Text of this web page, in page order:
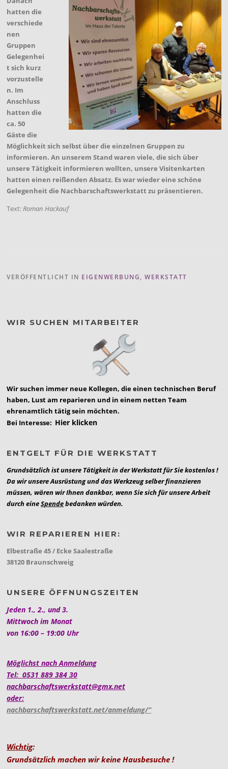
hatten die
verschiede
nen
Gruppen
Gelegenhei
t sich kurz
vorzustelle
n. Im
Anschluss
hatten die
ca. 50
Gäste die
Möglichkeit sich selbst über die einzelnen Gruppen zu
informieren. An unserem Stand waren viele, die sich über
unsere Tätigkeit informieren wollten, unsere Visitenkarten
hatten einen reißenden Absatz. Es war wieder eine schöne
Gelegenheit die Nachbarschaftswerkstatt zu präsentieren.
Text:Roman Hackauf
VERÖFFENTLICHT IN EIGENWERBUNG,WERKSTATT
WIR SUCHEN MITARBEITER
Wir suchen immer neue Kollegen, die einen technischen Beruf
haben, Lust am reparieren und in einem netten Team
ehrenamtlich tätig sein möchten.
Bei Interesse: Hier klicken
ENTGELT FÜR DIE WERKSTATT
Grundsätzlich ist unsere Tätigkeit in der Werkstatt für Sie kostenlos !
Da wir unsere Ausrüstung und das Werkzeug selber finanzieren
müssen, wären wir Ihnen dankbar, wenn Sie sich für unsere Arbeit
durch eineSpendebedanken würden.
WIR REPARIEREN HIER:
Elbestraße 45 / Ecke Saalestraße
38120 Braunschweig
UNSERE ÖFFNUNGSZEITEN
Jeden 1., 2., und 3.
Mittwoch im Monat
von 16:00 – 19:00 Uhr
Möglichst nach Anmeldung
Tel: 0531 889 384 30
nachbarschaftswerkstatt@gmx.net
oder:
nachbarschaftswerkstatt.net/anmeldung/”
Wichtig:
Grundsätzlich machen wir keine Hausbesuche !